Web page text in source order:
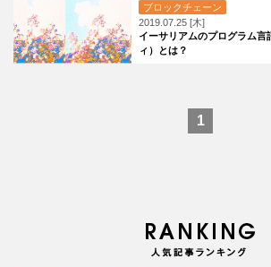
ブロックチェーン
2019.07.25 [木]
イーサリアムのプログラム
ィ）とは？
1